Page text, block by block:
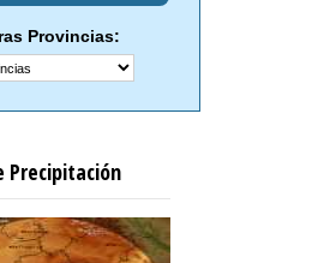
Provincias:
Precipitación